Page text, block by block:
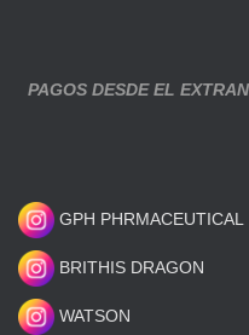
PAGOS DESDE EL
GPH PHRMACEUTICAL
BRITHIS DRAGON
WATSON